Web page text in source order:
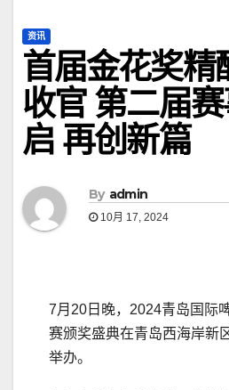
资讯
首届金花奖精
收官 第二届
启 再创新篇
By admin
10月 17, 2024
7月20日晚，2024青岛国际
赛颁奖盛典在青岛西海岸新
举办。